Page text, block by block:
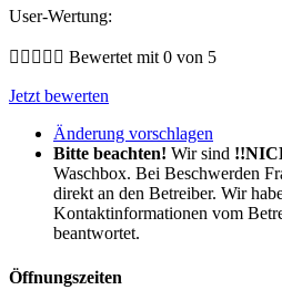
User-Wertung:
     Bewertet mit 0 von 5
Jetzt bewerten
Änderung vorschlagen
Bitte beachten! Wir sind
Waschbox. Bei Beschwerden
direkt an den Betreiber. Wir
Kontaktinformationen vom
beantwortet.
Öffnungszeiten